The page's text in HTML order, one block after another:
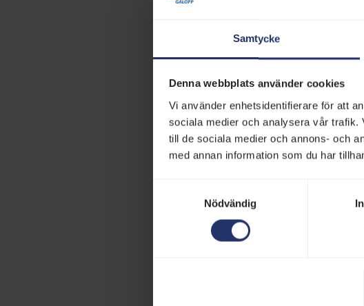
Samtycke
Denna webbplats använder cookies
Vi använder enhetsidentifierare för att
sociala medier och analysera vår trafik.
till de sociala medier och annons- och
med annan information som du har
Nödvändig
Länk till Tickster där du
Derby med extra
Förrätt
Handskalade räkor i dill-
dressing, algrom och
Huvudrätt